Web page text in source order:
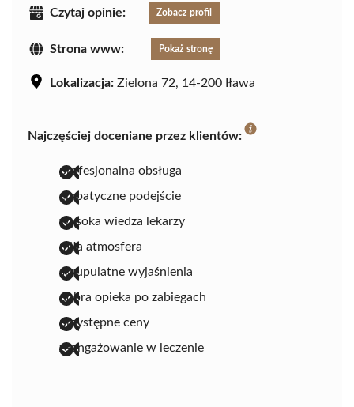
Czytaj opinie: Zobacz profil
Strona www: Pokaż stronę
Lokalizacja: Zielona 72, 14-200 Iława
Najczęściej doceniane przez klientów:
profesjonalna obsługa
empatyczne podejście
wysoka wiedza lekarzy
miła atmosfera
skrupulatne wyjaśnienia
dobra opieka po zabiegach
przystępne ceny
zaangażowanie w leczenie